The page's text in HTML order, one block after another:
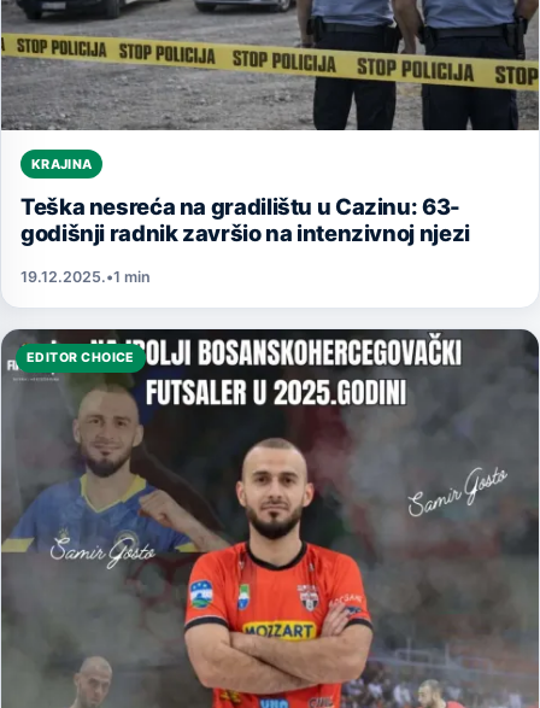
KRAJINA
Teška nesreća na gradilištu u Cazinu: 63-
godišnji radnik završio na intenzivnoj njezi
19.12.2025.•1 min
EDITOR CHOICE